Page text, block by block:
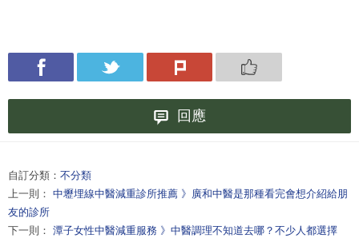
回應
自訂分類： 不分類
上一則： 中壢埋線中醫減重診所推薦 》廣和中醫是那種看完會想介紹給朋
友的診所
下一則： 潭子女性中醫減重服務 》中醫調理不知道去哪？不少人都選擇